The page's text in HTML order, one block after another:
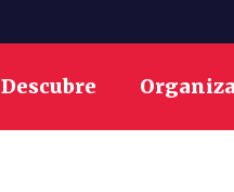
Descubre Organiza